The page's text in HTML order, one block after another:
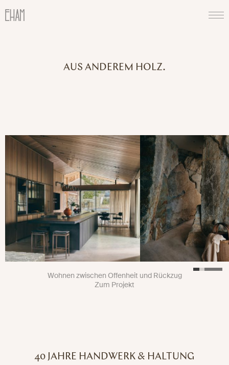
AUS ANDEREM HOLZ.
Wohnen zwischen Offenheit und Rückzug
Zum Projekt
40 JAHRE HANDWERK & HALTUNG